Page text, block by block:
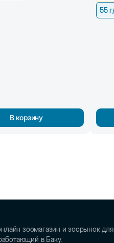
В корзину
55
зоомагазин и зоорынок
в Баку.